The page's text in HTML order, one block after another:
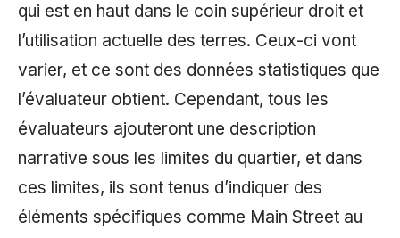
qui est en haut dans le coin supérieur droit et
l’utilisation actuelle des terres. Ceux-ci vont
varier, et ce sont des données statistiques que
l’évaluateur obtient. Cependant, tous les
évaluateurs ajouteront une description
narrative sous les limites du quartier, et dans
ces limites, ils sont tenus d’indiquer des
éléments spécifiques comme Main Street au